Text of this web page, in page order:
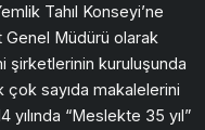
Tahıl Konseyi’ne
Genel Müdürü olarak
şirketlerinin kuruluşunda
çok sayıda makalelerini
yılında “Meslekte 35 yıl”